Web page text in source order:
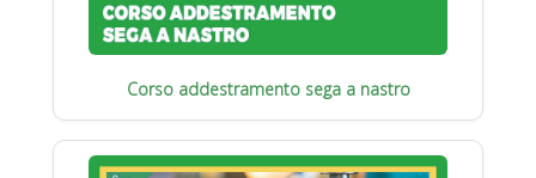
Corso addestramento sega a nastro